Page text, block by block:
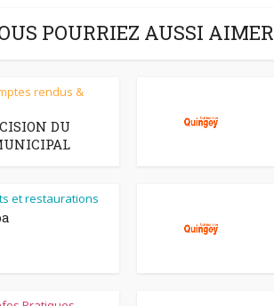
POURRIEZ AUSSI AIMER
rendus &
DU
et restaurations